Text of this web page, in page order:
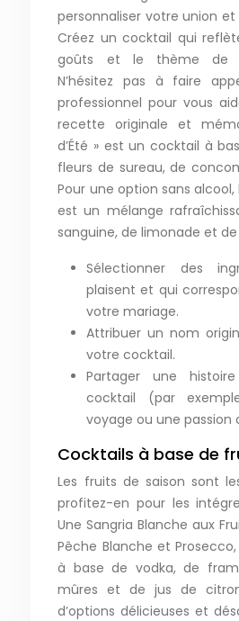
personnaliser votre union
Créez un cocktail qui
goûts et le thème de
N’hésitez pas à faire
professionnel pour vous
recette originale et
d’Été » est un cocktail à
fleurs de sureau, de
Pour une option sans alcool,
est un mélange
sanguine, de limonade et
Sélectionner des
plaisent et qui
votre mariage.
Attribuer un nom
votre cocktail.
Partager une
cocktail (par
voyage ou une
Cocktails à base de
Les fruits de saison sont
profitez-en pour les
Une Sangria Blanche aux
Pêche Blanche et Prosecco,
à base de vodka, de
mûres et de jus de
d’options délicieuses et